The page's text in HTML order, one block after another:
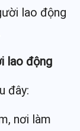
lao động
lao động
đây:
nơi làm